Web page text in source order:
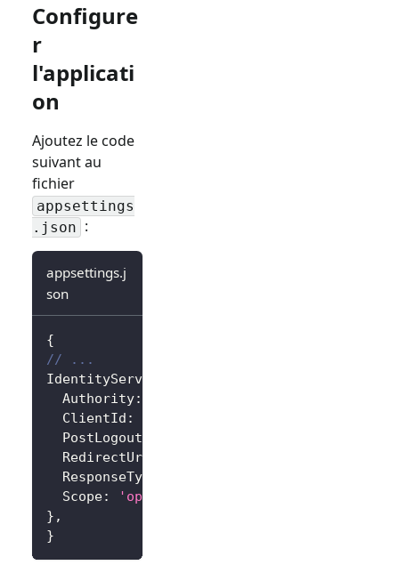
Configure
r
l'applicati
on
Ajoutez le code
suivant au
fichier
appsettings
.json :
appsettings.j
son
{
// ...
IdentityServer
Authority:
ClientId :
PostLogoutRedirectUri
RedirectUri
ResponseType
Scope: 'openid profile'
} ,
}